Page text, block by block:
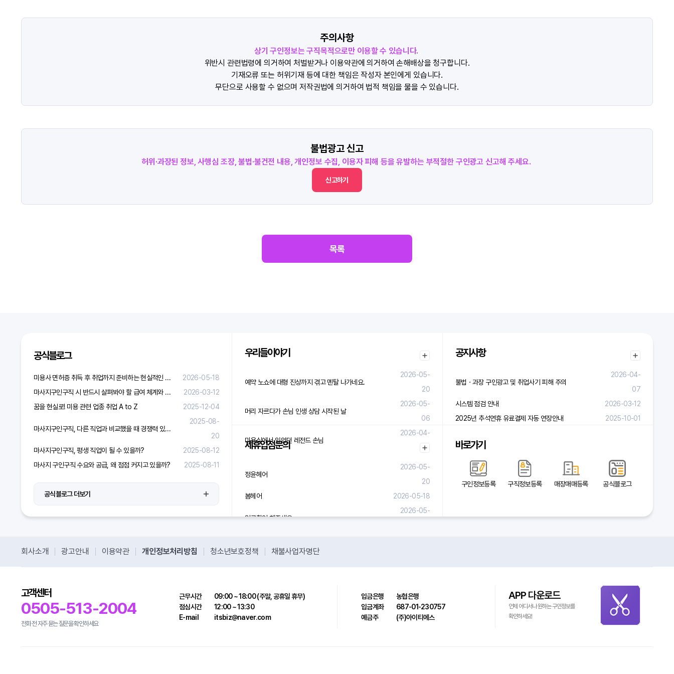
주의사항
상기 구인정보는 구직목적으로만 이용할 수 있습니다.
위반시 관련법령에 의거하여 처벌받거나 이용약관에 의거하여 손해배상을 청구합니다.
기재오류 또는 허위기재 등에 대한 책임은 작성자 본인에게 있습니다.
무단으로 사용할 수 없으며 저작권법에 의거하여 법적 책임을 물을 수 있습니다.
불법광고 신고
허위·과장된 정보, 사행심 조장, 불법·불건전 내용, 개인정보 수집, 이용자 피해 등을 유발하는 부적절한 구인광고 신고해 주세요.
신고하기
목록
공식블로그
미용사 면허증 취득 후 취업까지 준비하는 현실적인 방법
2026-05-18
마사지구인구직 시 반드시 살펴봐야 할 급여 체계와 합리적 보상 가이드
2026-03-12
꿈을 현실로! 미용 관련 업종 취업 A to Z
2025-12-04
마사지구인구직, 다른 직업과 비교했을 때 경쟁력 있을까?
2025-08-
20
마사지구인구직, 평생 직업이 될 수 있을까?
2025-08-12
마사지 구인구직 수요와 공급, 왜 점점 커지고 있을까?
2025-08-11
공식블로그 더보기
우리들이야기
예약 노쇼에 대형 진상까지 겪고 멘탈 나가네요.
2026-05-
20
머리 자르다가 손님 인생 상담 시작된 날
2026-05-
06
미용실에서 있었던 레전드 손님
2026-04-
29
제휴입점문의
정윤헤어
2026-05-
20
봄헤어
2026-05-18
입금확인 해주세요.
2026-05-
공지사항
불법ㆍ과장 구인광고 및 취업사기 피해 주의
2026-04-
07
시스템 점검 안내
2026-03-12
2025년 추석연휴 유료결제 자동 연장안내
2025-10-01
바로가기
구인정보등록 구직정보등록 매장매매등록 공식블로그
회사소개 광고안내 이용약관 개인정보처리방침 청소년보호정책 채불사업자명단
고객센터
0505-513-2004
전화 전 자주 묻는 질문을 확인하세요
근무시간
09:00 ~ 18:00 (주말, 공휴일 휴무)
점심시간
12:00 ~ 13:30
E-mail
itsbiz@naver.com
입금은행
농협은행
입금계좌
687-01-230757
예금주
(주)아이티에스
APP 다운로드
언제 어디서나 원하는 구인정보를
확인하세요!